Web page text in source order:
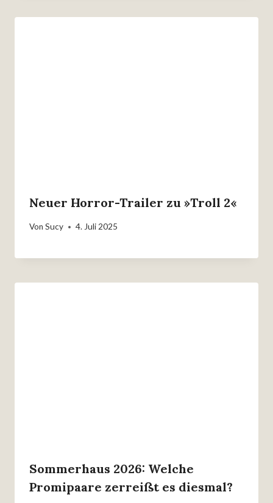
Neuer Horror-Trailer zu »Troll 2«
Von Sucy 4. Juli 2025
Sommerhaus 2026: Welche
Promipaare zerreißt es diesmal?